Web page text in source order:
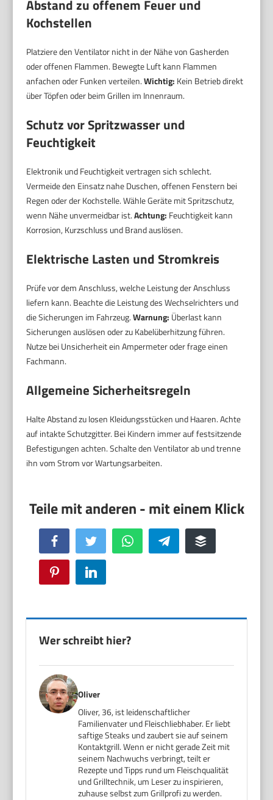
Abstand zu offenem Feuer und
Kochstellen
Platziere den Ventilator nicht in der Nähe von Gasherden
oder offenen Flammen. Bewegte Luft kann Flammen
anfachen oder Funken verteilen.Wichtig: Kein Betrieb direkt
über Töpfen oder beim Grillen im Innenraum.
Schutz vor Spritzwasser und
Feuchtigkeit
Elektronik und Feuchtigkeit vertragen sich schlecht.
Vermeide den Einsatz nahe Duschen, offenen Fenstern bei
Regen oder der Kochstelle. Wähle Geräte mit Spritzschutz,
wenn Nähe unvermeidbar ist.Achtung: Feuchtigkeit kann
Korrosion, Kurzschluss und Brand auslösen.
Elektrische Lasten und Stromkreis
Prüfe vor dem Anschluss, welche Leistung der Anschluss
liefern kann. Beachte die Leistung des Wechselrichters und
die Sicherungen im Fahrzeug.Warnung: Überlast kann
Sicherungen auslösen oder zu Kabelüberhitzung führen.
Nutze bei Unsicherheit ein Ampermeter oder frage einen
Fachmann.
Allgemeine Sicherheitsregeln
Halte Abstand zu losen Kleidungsstücken und Haaren. Achte
auf intakte Schutzgitter. Bei Kindern immer auf festsitzende
Befestigungen achten. Schalte den Ventilator ab und trenne
ihn vom Strom vor Wartungsarbeiten.
Facebook Twitter WhatsApp Telegram Buffer
Pinterest LinkedIn
Wer schreibt hier?
Oliver
Oliver, 36, ist leidenschaftlicher
Familienvater und Fleischliebhaber. Er liebt
saftige Steaks und zaubert sie auf seinem
Kontaktgrill. Wenn er nicht gerade Zeit mit
seinem Nachwuchs verbringt, teilt er
Rezepte und Tipps rund um Fleischqualität
und Grilltechnik, um Leser zu inspirieren,
zuhause selbst zum Grillprofi zu werden.